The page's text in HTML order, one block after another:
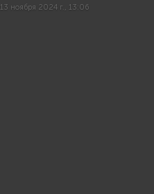
13 ноября 2024 г., 13:06